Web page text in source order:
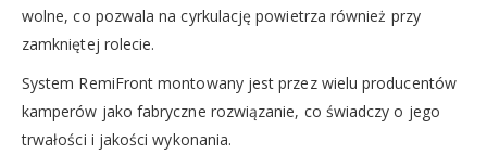
wolne, co pozwala na cyrkulację powietrza również przy
zamkniętej rolecie.
System RemiFront montowany jest przez wielu producentów
kamperów jako fabryczne rozwiązanie, co świadczy o jego
trwałości i jakości wykonania.